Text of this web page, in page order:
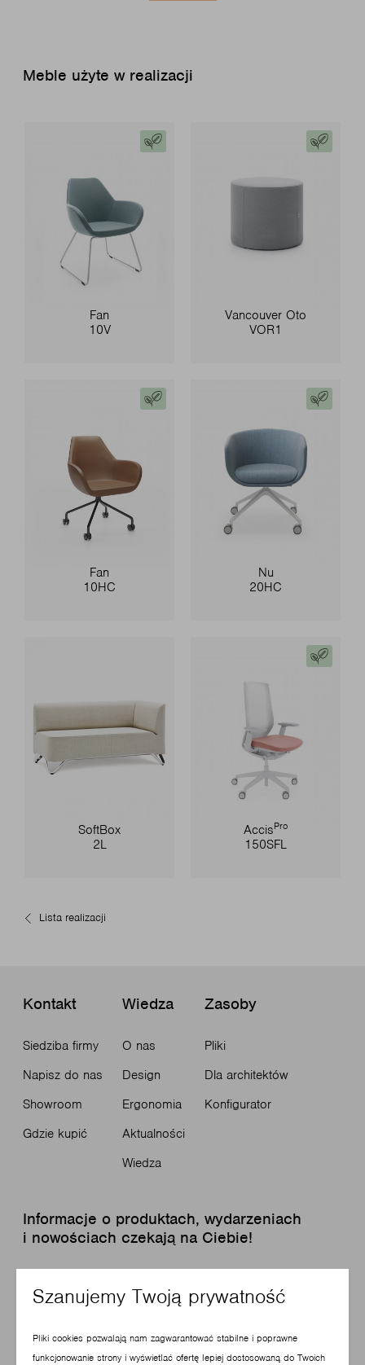
Meble użyte w realizacji
Fan
10V
Vancouver Oto
VOR1
Fan
10HC
Nu
20HC
SoftBox
2L
AccisPro
150SFL
Lista realizacji
Kontakt
Siedziba firmy
Napisz do nas
Showroom
Gdzie kupić
Wiedza
O nas
Design
Ergonomia
Aktualności
Wiedza
Zasoby
Pliki
Dla architektów
Konfigurator
Informacje o produktach, wydarzeniach
i nowościach czekają na Ciebie!
Zapisz się do newslettera
Szanujemy Twoją prywatność
Pliki cookies pozwalają nam zagwarantować stabilne i poprawne
funkcjonowanie strony i wyświetlać ofertę lepiej dostosowaną do Twoich